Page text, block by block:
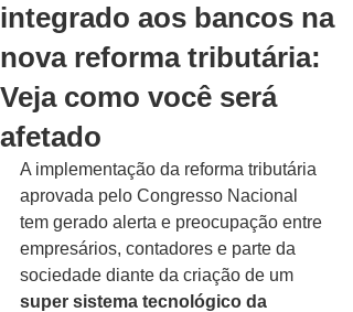
integrado aos bancos na
nova reforma tributária:
Veja como você será
afetado
A implementação da reforma tributária
aprovada pelo Congresso Nacional
tem gerado alerta e preocupação entre
empresários, contadores e parte da
sociedade diante da criação de um
super sistema tecnológico da